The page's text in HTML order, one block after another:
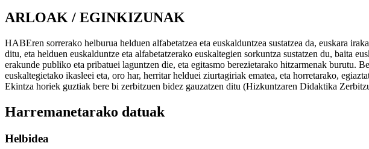
ARLOAK / EGINKIZUNAK
HABEren sorrerako helburua helduen alfabetatzea eta euskalduntzea sustatzea da, euskara
ditu, eta helduen euskalduntze eta alfabetatzerako euskaltegien sorkuntza sustatzen du, baita
erakunde publiko eta pribatuei laguntzen die, eta egitasmo berezietarako hitzarmenak burutu.
euskaltegietako ikasleei eta, oro har, herritar helduei ziurtagiriak ematea, eta horretarako,
Ekintza horiek guztiak bere bi zerbitzuen bidez gauzatzen ditu (Hizkuntzaren Didaktika
Harremanetarako datuak
Helbidea